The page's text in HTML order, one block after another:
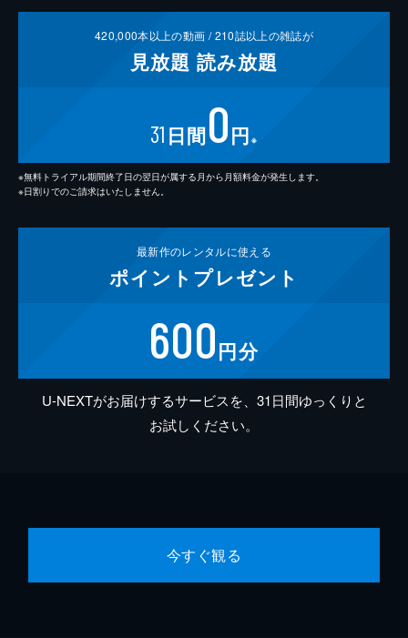
420,000本以上の動画 /210誌以上の雑誌が
見放題 読み放題
31 日間0円 ※
※無料トライアル期間終了日の翌日が属する月から月額料金が発生します。
※日割りでのご請求はいたしません。
最新作のレンタルに使える
ポイント プレゼント
600円分
U-NEXTがお届けするサービスを、31日間ゆっくりと
お試しください。
今すぐ観る